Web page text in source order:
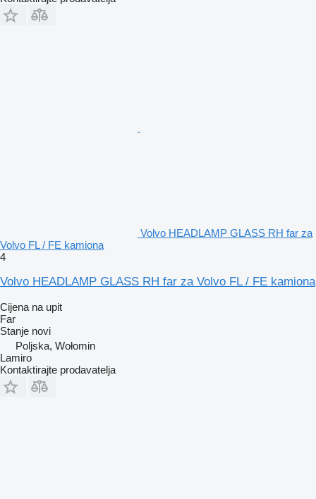
Volvo HEADLAMP GLASS RH far za
Volvo FL / FE kamiona
4
Volvo HEADLAMP GLASS RH far za Volvo FL / FE kamiona
Cijena na upit
Far
Stanje novi
Poljska, Wołomin
Lamiro
Kontaktirajte prodavatelja